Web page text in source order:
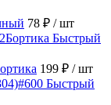
78 ₽ / шт
Быстрый
199 ₽ / шт
Быстрый